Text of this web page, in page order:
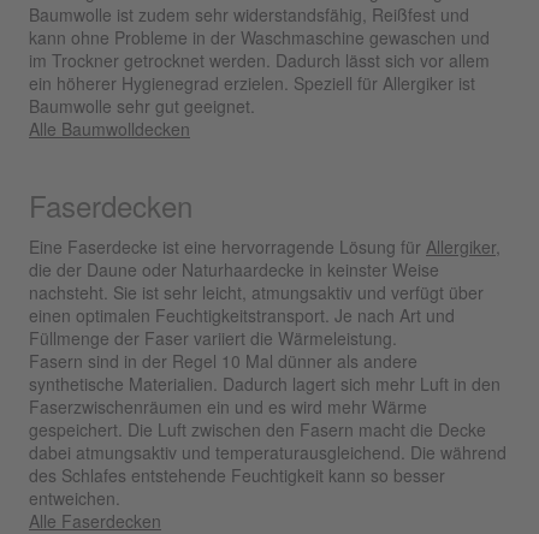
Baumwolle ist zudem sehr widerstandsfähig, Reißfest und
kann ohne Probleme in der Waschmaschine gewaschen und
im Trockner getrocknet werden. Dadurch lässt sich vor allem
ein höherer Hygienegrad erzielen. Speziell für Allergiker ist
Baumwolle sehr gut geeignet.
Alle Baumwolldecken
Faserdecken
Eine Faserdecke ist eine hervorragende Lösung für Allergiker
die der Daune oder Naturhaardecke in keinster Weise
nachsteht. Sie ist sehr leicht, atmungsaktiv und verfügt über
einen optimalen Feuchtigkeitstransport. Je nach Art und
Füllmenge der Faser variiert die Wärmeleistung.
Fasern sind in der Regel 10 Mal dünner als andere
synthetische Materialien. Dadurch lagert sich mehr Luft in den
Faserzwischenräumen ein und es wird mehr Wärme
gespeichert. Die Luft zwischen den Fasern macht die Decke
dabei atmungsaktiv und temperaturausgleichend. Die während
des Schlafes entstehende Feuchtigkeit kann so besser
entweichen.
Alle Faserdecken